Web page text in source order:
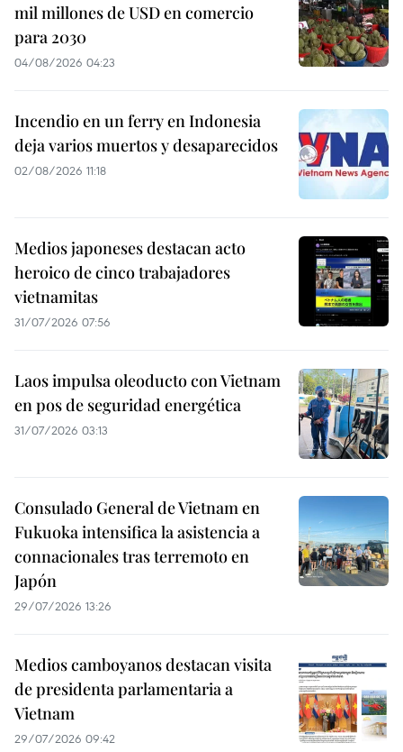
mil millones de USD en comercio
para 2030
04/08/2026 04:23
Incendio en un ferry en Indonesia
deja varios muertos y desaparecidos
02/08/2026 11:18
Medios japoneses destacan acto
heroico de cinco trabajadores
vietnamitas
31/07/2026 07:56
Laos impulsa oleoducto con Vietnam
en pos de seguridad energética
31/07/2026 03:13
Consulado General de Vietnam en
Fukuoka intensifica la asistencia a
connacionales tras terremoto en
Japón
29/07/2026 13:26
Medios camboyanos destacan visita
de presidenta parlamentaria a
Vietnam
29/07/2026 09:42